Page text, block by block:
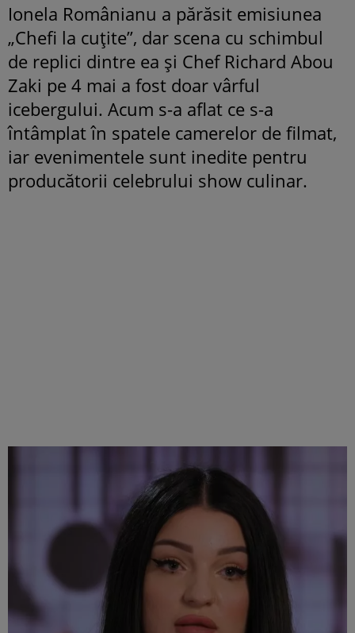
Ionela Românianu a părăsit emisiunea
„Chefi la cuțite”, dar scena cu schimbul
de replici dintre ea și Chef Richard Abou
Zaki pe 4 mai a fost doar vârful
icebergului. Acum s-a aflat ce s-a
întâmplat în spatele camerelor de filmat,
iar evenimentele sunt inedite pentru
producătorii celebrului show culinar.